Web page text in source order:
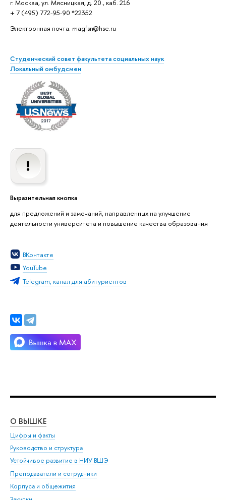
г. Москва, ул. Мясницкая, д. 20., каб. 216
+ 7 (495) 772-95-90 *22352
Электронная почта: magfsn@hse.ru
Студенческий совет факультета социальных наук
Локальный омбудсмен
Выразительная кнопка
для предложений и замечаний, направленных на улучшение
деятельности университета и повышение качества образования
ВКонтакте
YouTube
Telegram, канал для абитуриентов
О ВЫШКЕ
Цифры и факты
Руководство и структура
Устойчивое развитие в НИУ ВШЭ
Преподаватели и сотрудники
Корпуса и общежития